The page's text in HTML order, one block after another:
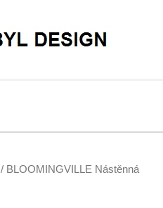
/ BLOOMINGVILLE Nástěnná